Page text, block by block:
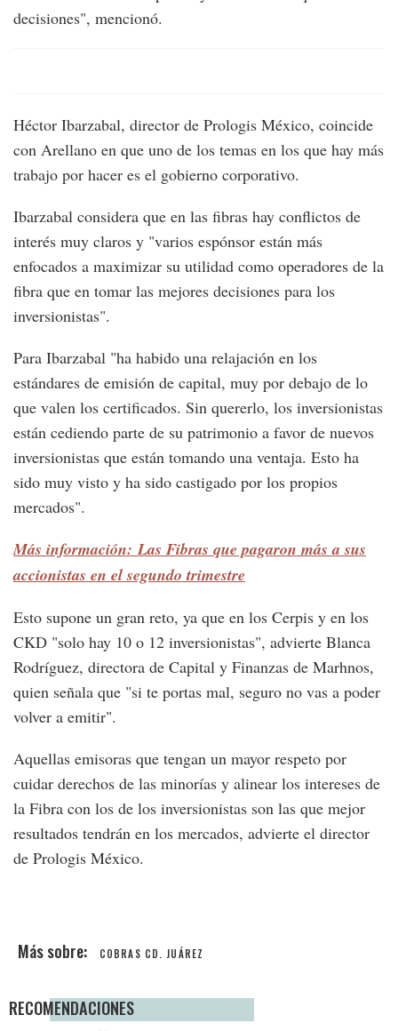
decisiones", mencionó.
Héctor Ibarzabal, director de Prologis México, coincide
con Arellano en que uno de los temas en los que hay más
trabajo por hacer es el gobierno corporativo.
Ibarzabal considera que en las fibras hay conflictos de
interés muy claros y "varios espónsor están más
enfocados a maximizar su utilidad como operadores de la
fibra que en tomar las mejores decisiones para los
inversionistas".
Para Ibarzabal "ha habido una relajación en los
estándares de emisión de capital, muy por debajo de lo
que valen los certificados. Sin quererlo, los inversionistas
están cediendo parte de su patrimonio a favor de nuevos
inversionistas que están tomando una ventaja. Esto ha
sido muy visto y ha sido castigado por los propios
mercados".
Más información: Las Fibras que pagaron más a sus
accionistas en el segundo trimestre
Esto supone un gran reto, ya que en los Cerpis y en los
CKD "solo hay 10 o 12 inversionistas", advierte Blanca
Rodríguez, directora de Capital y Finanzas de Marhnos,
quien señala que "si te portas mal, seguro no vas a poder
volver a emitir".
Aquellas emisoras que tengan un mayor respeto por
cuidar derechos de las minorías y alinear los intereses de
la Fibra con los de los inversionistas son las que mejor
resultados tendrán en los mercados, advierte el director
de Prologis México.
COBRAS CD. JUÁREZ
RECOMENDACIONES